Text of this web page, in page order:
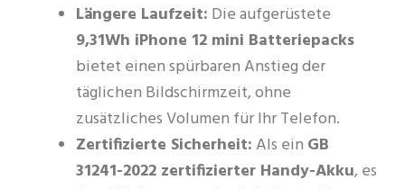
Längere Laufzeit: Die aufgerüstete
9,31Wh iPhone 12 mini Batteriepacks
bietet einen spürbaren Anstieg der
täglichen Bildschirmzeit, ohne
zusätzliches Volumen für Ihr Telefon.
Zertifizierte Sicherheit:Als ein GB
31241-2022 zertifizierter Handy-Akku, es